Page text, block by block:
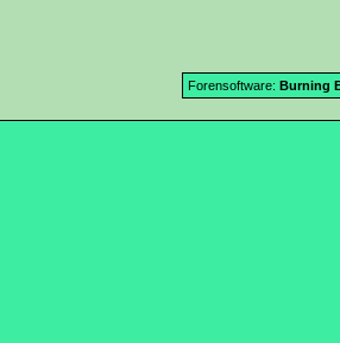
Forensoftware: Burning